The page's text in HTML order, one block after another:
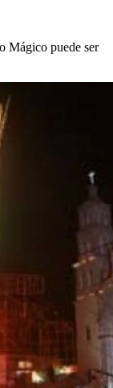
Mágico puede ser